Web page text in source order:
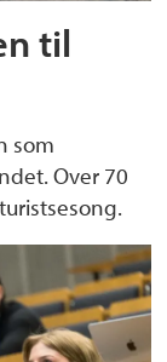
til
som
Over 70